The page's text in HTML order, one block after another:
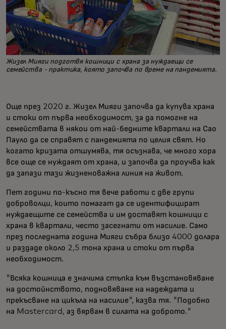
Жизел Мияги подготвя кошници с храна за нуждаещи се
семейства - практика, която започва по време на пандемията.
Още през 2020 г. Жизел Мияги започва да купува храна
и стоки от първа необходимост, за да помогне на
семействата в някои от най-бедните квартали на Сао
Пауло да се справят с пандемията по целия свят. Но
когато кризата отшумява, тя осъзнава, че много хора
все още се нуждаят от храна, и започва да проучва как
да запази тази жизненоважна линия на живот.
Пет години по-късно тя вече работи с две групи
доброволци, които помагат да се идентифицират
нуждаещите се семейства и им доставят кошници с
храна в квартали, често засегнати от насилие. Само
през последната година Мияги събра близо 4000 долара
и раздаде около 2,5 тона храна и стоки от първа
необходимост.
"Всяка кошница е значима стъпка към възстановяване
на достойнството, подновяване на надеждата и
прекъсване на цикъла на насилие", казва тя. "Подобно
на Mastercard, аз вярвам в силата на доброто."